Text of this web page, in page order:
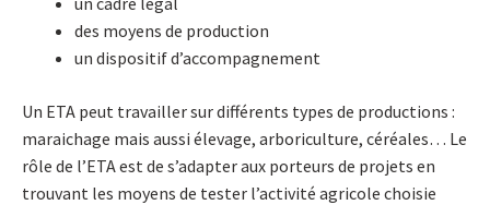
des moyens de production
un dispositif d’accompagnement
Un ETA peut travailler sur différents types de productions :
maraichage mais aussi élevage, arboriculture, céréales… Le
rôle de l’ETA est de s’adapter aux porteurs de projets en
trouvant les moyens de tester l’activité agricole choisie